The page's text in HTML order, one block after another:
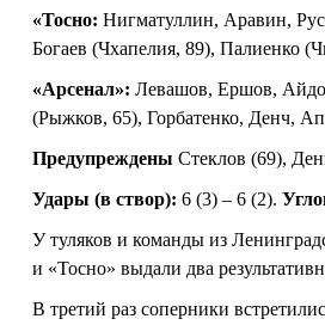
«Тосно: Нигматуллин, Аравин,
Богаев (Чхапелия, 89), Палиенко
«Арсенал»: Левашов, Ершов,
(Рыжков, 65), Горбатенко, Денч,
Предупреждены Стеклов (69),
Удары (в створ): 6 (3) – 6 (2).
У туляков и команды из
и «Тосно» выдали два
В третий раз соперники